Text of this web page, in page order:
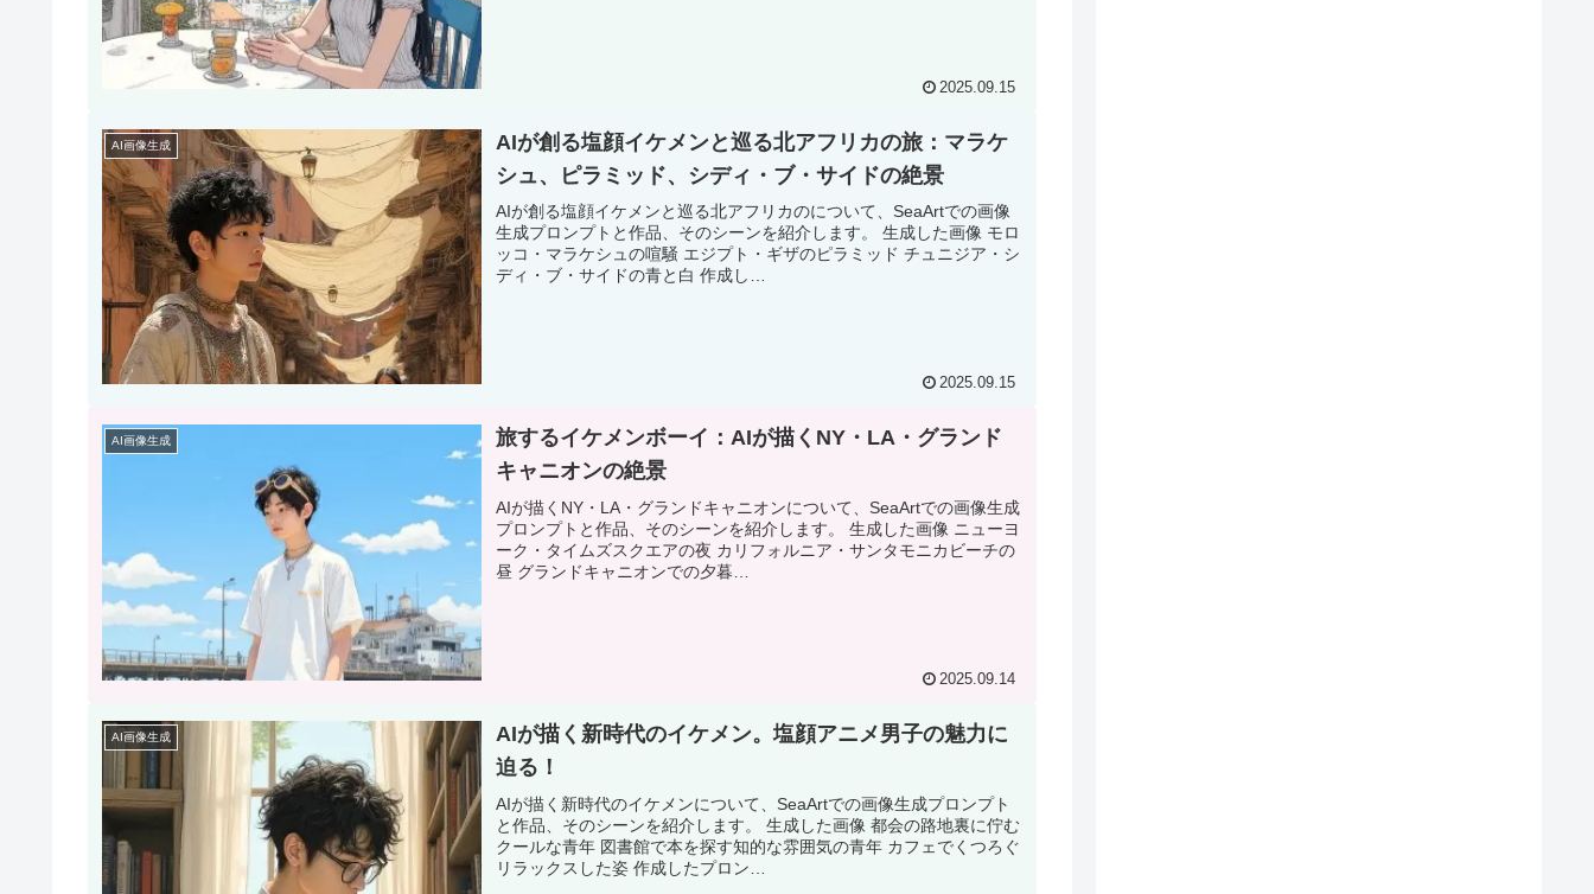
2025.09.15
AI画像生成
AIが創る塩顔イケメンと巡る北アフリカの旅：マラケ
シュ、ピラミッド、シディ・ブ・サイドの絶景
AIが創る塩顔イケメンと巡る北アフリカのについて、SeaArtでの画像
生成プロンプトと作品、そのシーンを紹介します。 生成した画像 モロ
ッコ・マラケシュの喧騒 エジプト・ギザのピラミッド チュニジア・シ
ディ・ブ・サイドの青と白 作成し…
2025.09.15
AI画像生成
​旅するイケメンボーイ：AIが描くNY・LA・グランド
キャニオンの絶景
AIが描くNY・LA・グランドキャニオンについて、SeaArtでの画像生成
プロンプトと作品、そのシーンを紹介します。 生成した画像 ニューヨ
ーク・タイムズスクエアの夜 カリフォルニア・サンタモニカビーチの
昼 グランドキャニオンでの夕暮…
2025.09.14
AI画像生成
AIが描く新時代のイケメン。塩顔アニメ男子の魅力に
迫る！
AIが描く新時代のイケメンについて、SeaArtでの画像生成プロンプト
と作品、そのシーンを紹介します。 生成した画像 都会の路地裏に佇む
クールな青年 図書館で本を探す知的な雰囲気の青年 カフェでくつろぐ
リラックスした姿 作成したプロン…